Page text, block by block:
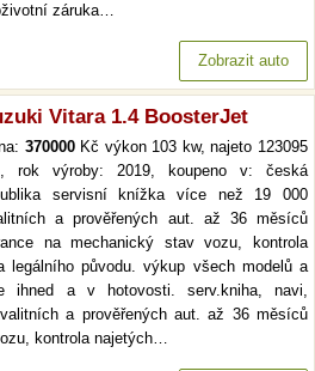
záruka…
Zobrazit auto
Vitara 1.4 BoosterJet
370000Kč výkon 103 kw, najeto 123095
rok výroby: 2019, koupeno v: česká
servisní knížka více než 19 000
a prověřených aut. až 36 měsíců
na mechanický stav vozu, kontrola
legálního původu. výkup všech modelů a
ihned a v hotovosti. serv.kniha, navi,
a prověřených aut. až 36 měsíců
kontrola najetých…